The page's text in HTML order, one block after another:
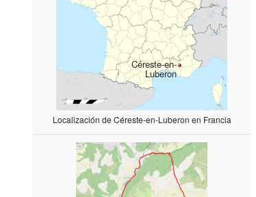
Céreste-en-
Luberon
Localización de Céreste-en-Luberon en Francia